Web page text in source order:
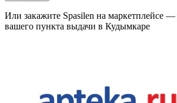
Или закажите Spasilen на маркетплейсе —
вашего пункта выдачи в Кудымкаре